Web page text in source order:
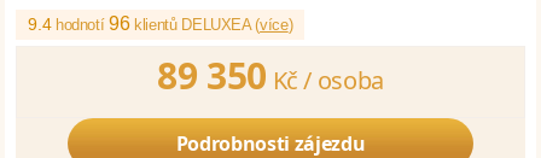
9.4 hodnotí96klientů DELUXEA (více)
89 350 Kč / osoba
Podrobnosti zájezdu